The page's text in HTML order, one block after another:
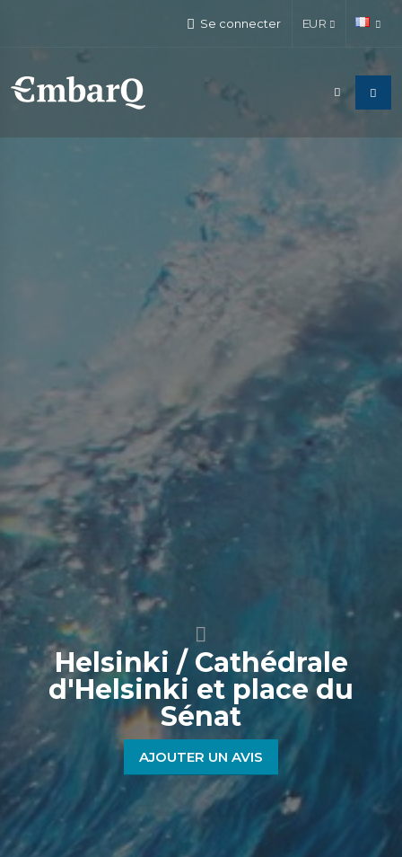
Se connecter EUR
Helsinki / Cathédrale
d'Helsinki et place du
Sénat
AJOUTER UN AVIS